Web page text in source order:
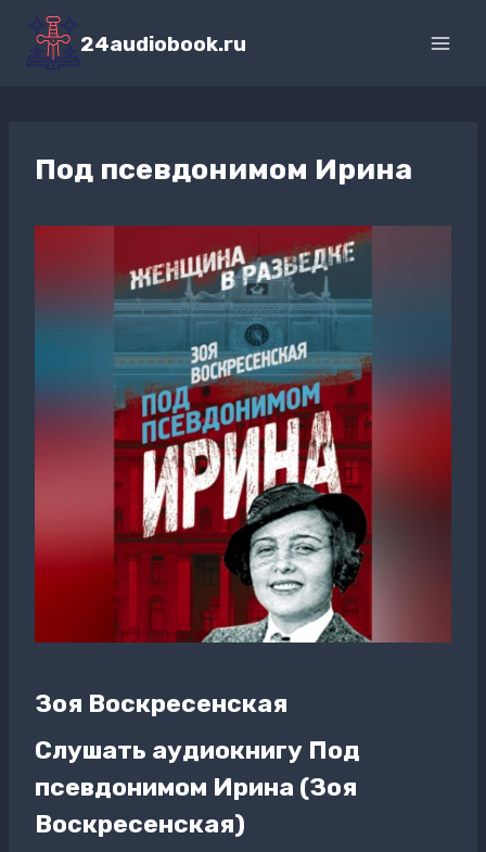
Перейти
содержимому
24audiobook.ru
Под псевдонимом Ирина
Зоя Воскресенская
Слушать аудиокнигу Под
псевдонимом Ирина (Зоя
Воскресенская)